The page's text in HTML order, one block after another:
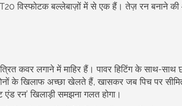
विस्फोटक बल्लेबाज़ों में से एक हैं। तेज़ रन बनाने की
कवर लगाने में माहिर हैं। पावर हिटिंग के साथ-साथ
के खिलाफ अच्छा खेलते हैं, खासकर जब पिच पर
रन’ खिलाड़ी समझना गलत होगा।